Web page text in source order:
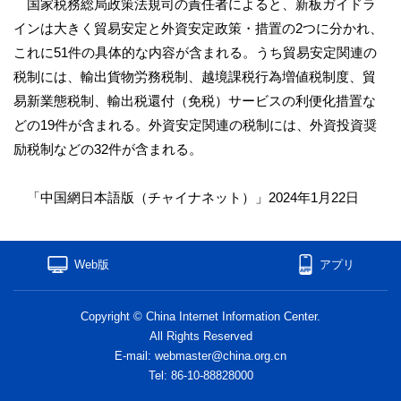
国家税務総局政策法規司の責任者によると、新板ガイドラ
インは大きく貿易安定と外資安定政策・措置の2つに分かれ、
これに51件の具体的な内容が含まれる。うち貿易安定関連の
税制には、輸出貨物労務税制、越境課税行為増値税制度、貿
易新業態税制、輸出税還付（免税）サービスの利便化措置な
どの19件が含まれる。外資安定関連の税制には、外資投資奨
励税制などの32件が含まれる。
「中国網日本語版（チャイナネット）」2024年1月22日
Web版 アプリ
Copyright © China Internet Information Center.
All Rights Reserved
E-mail: webmaster@china.org.cn
Tel: 86-10-88828000